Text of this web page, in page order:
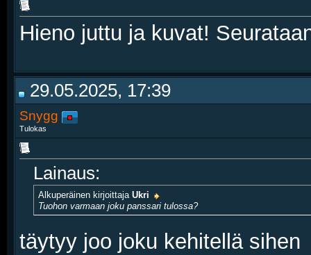
Hieno juttu ja kuvat!
29.05.2025, 17:39
Snygg
Tulokas
Lainaus:
Alkuperäinen kirjoittaja Ukri
Tuohon varmaan joku panssari tulossa?
täytyy joo joku kehitellä sihen